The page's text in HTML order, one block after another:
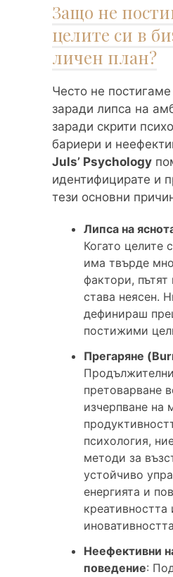
Защо не
целите си в
личен план?
Често не
заради липса на
заради скрити
бариери и
Juls’ Psychology
идентифицирате и
тези основни
Липса на
Когато целите
има твърде
фактори, пътят
става неясен.
дефинираш
постижими
Прегаряне
претоварване
изчерпване на
психология,
методи за
устойчиво
енергията и
креативността
Неефективни
поведение: